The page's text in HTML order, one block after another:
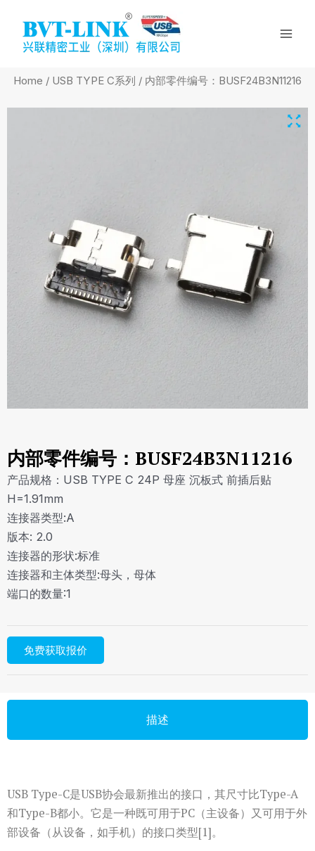
content
Home / USB TYPE C系列 / 内部零件编号：BUSF24B3N11216
内部零件编号：BUSF24B3N11216
产品规格：USB TYPE C 24P 母座 沉板式 前插后贴
H=1.91mm
连接器类型:A
版本: 2.0
连接器的形状:标准
连接器和主体类型:母头，母体
端口的数量:1
免费获取报价
描述
USB Type-C是USB协会最新推出的接口，其尺寸比Type-A
和Type-B都小。它是一种既可用于PC（主设备）又可用于外
部设备（从设备，如手机）的接口类型[1]。